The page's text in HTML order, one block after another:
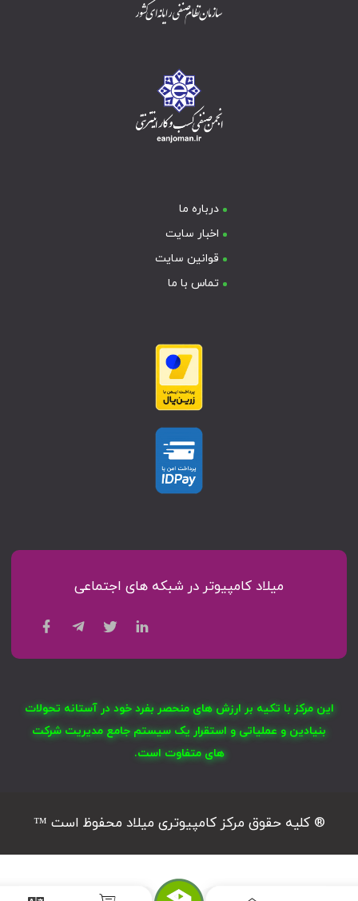
درباره ما
اخبار سایت
قوانین سایت
تماس با ما
میلاد کامپیوتر در شبکه های اجتماعی
این مرکز با تکیه بر ارزش های منحصر بفرد خود در آستانه تحولات
بنیادین و عملیاتی و استقرار یک سیستم جامع مدیریت شرکت
های متفاوت است.
® کلیه حقوق مرکز کامپیوتری میلاد محفوظ است ™